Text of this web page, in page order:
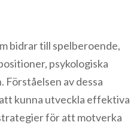
bidrar till spelberoende,
psykologiska
av dessa
kunna utveckla effektiva
för att motverka